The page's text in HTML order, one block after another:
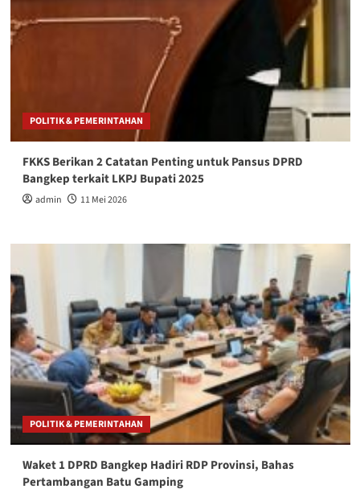
POLITIK & PEMERINTAHAN
FKKS Berikan 2 Catatan Penting untuk Pansus DPRD
Bangkep terkait LKPJ Bupati 2025
admin 11 Mei 2026
POLITIK & PEMERINTAHAN
Waket 1 DPRD Bangkep Hadiri RDP Provinsi, Bahas
Pertambangan Batu Gamping